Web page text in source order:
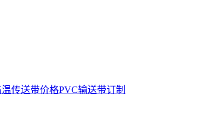
温传送带价格PVC输送带订制